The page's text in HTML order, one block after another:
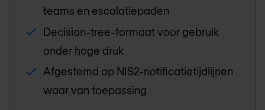
teams en escalatiepaden
Decision-tree-formaat voor gebruik
onder hoge druk
Afgestemd op NIS2-notificatietijdlijnen
waar van toepassing